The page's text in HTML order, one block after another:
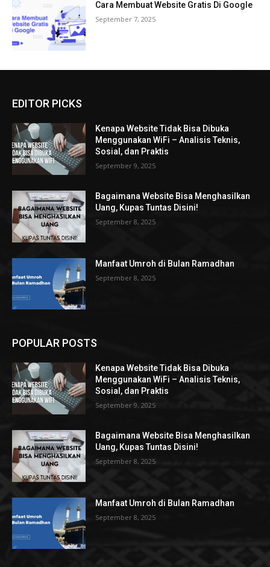
Cara Membuat Website Gratis Di Google
September 7, 2025
EDITOR PICKS
Kenapa Website Tidak Bisa Dibuka
Menggunakan WiFi – Analisis Teknis,
Sosial, dan Praktis
September 9, 2025
Bagaimana Website Bisa Menghasilkan
Uang, Kupas Tuntas Disini!
September 8, 2025
Manfaat Umroh di Bulan Ramadhan
September 8, 2025
POPULAR POSTS
Kenapa Website Tidak Bisa Dibuka
Menggunakan WiFi – Analisis Teknis,
Sosial, dan Praktis
September 9, 2025
Bagaimana Website Bisa Menghasilkan
Uang, Kupas Tuntas Disini!
September 8, 2025
Manfaat Umroh di Bulan Ramadhan
September 8, 2025